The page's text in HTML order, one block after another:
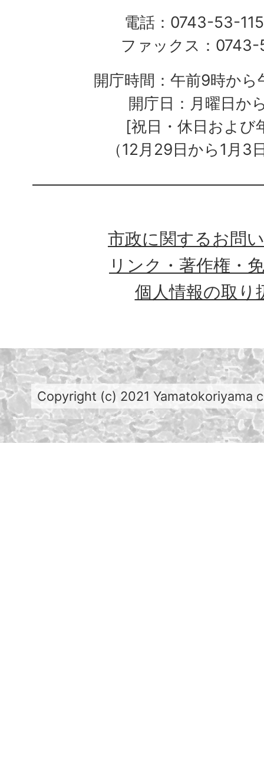
電話：0743-53-
ファックス：
開庁時間：午前9時か
開庁日：月曜日か
[祝日・休日および
（12月29日から1月3
市政に関するお問
リンク・著作権・
個人情報の取り
Copyright (c) 2021 Yamatokoriyama